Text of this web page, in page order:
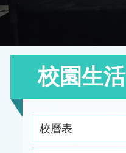
校園生活
校曆表